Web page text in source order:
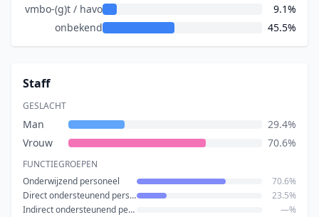
vmbo-(g)t / havo
9.1%
onbekend
45.5%
Staff
GESLACHT
Man
29.4%
Vrouw
70.6%
FUNCTIEGROEPEN
Onderwijzend personeel
70.6%
Direct ondersteunend personeel
23.5%
Indirect ondersteunend personeel
—%